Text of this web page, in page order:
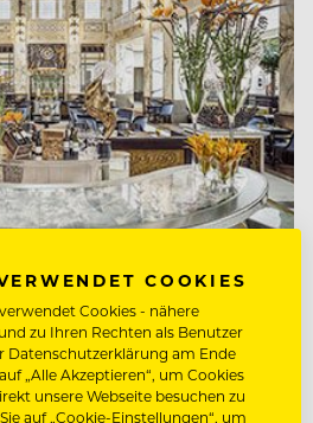
Bank Bar &
COOKIES
Cookies - nähere
zu Ihren Rechten als Benutzer
Datenschutzerklärung am Ende
„Alle Akzeptieren“, um Cookies
unsere Webseite besuchen zu
auf „Cookie-Einstellungen“, um